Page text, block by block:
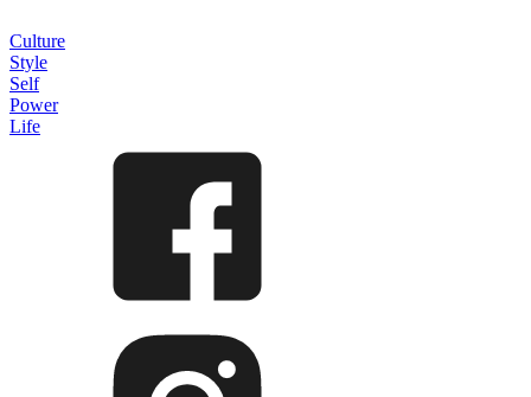
Culture
Style
Self
Power
Life